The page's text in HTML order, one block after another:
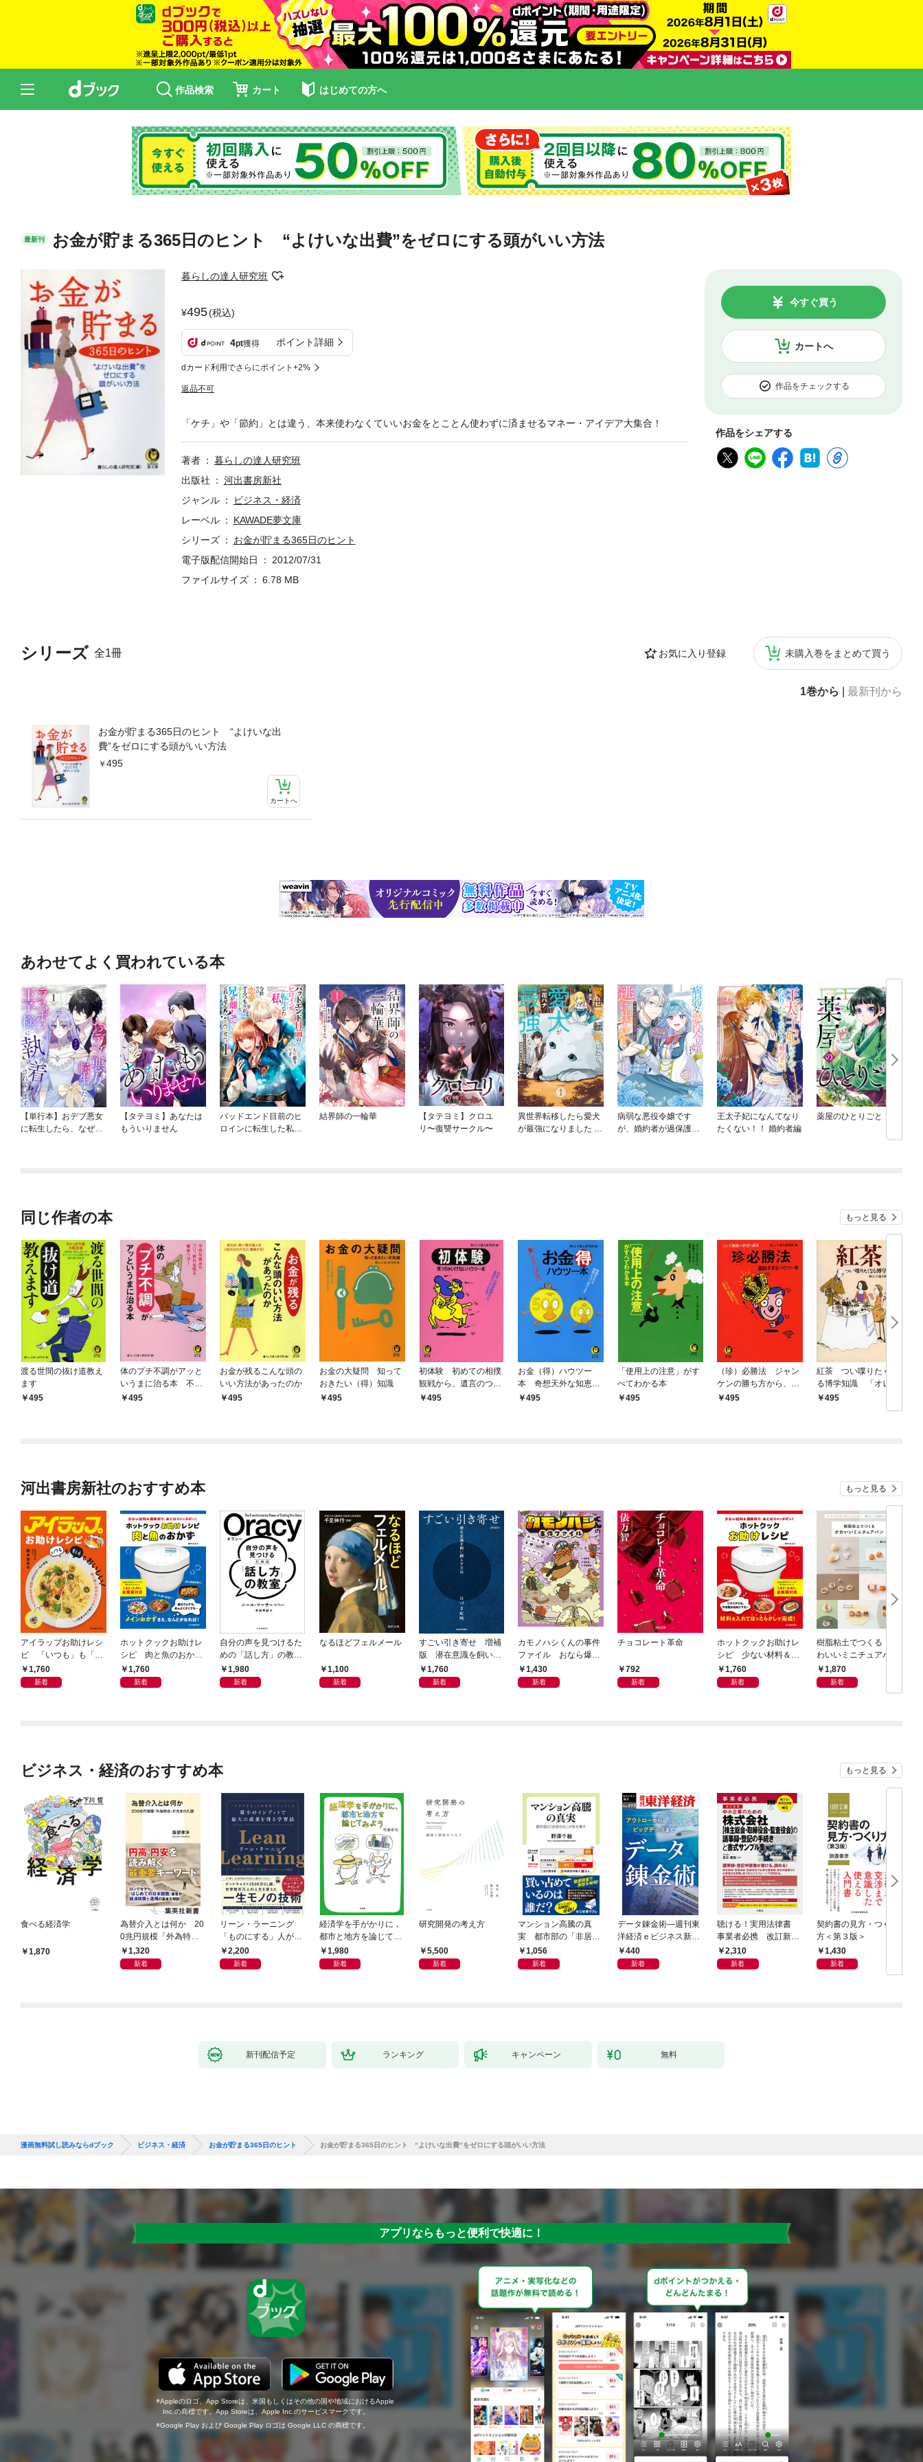
作品検索 カート はじめての方へ
最新刊 お金が貯まる365日のヒント “よけいな出費”をゼロにする頭がいい方法
暮らしの達人研究班
495(税込)
4pt獲得 ポイント詳細
dカード利用でさらにポイント+2%
返品不可
カートへ
今すぐ買う
作品をチェックする
作品をシェアする
シリーズ 全1冊 お気に入り登録 未購入巻をまとめて買う
1巻から 最新刊から
お金が貯まる365日のヒント “よけいな出
費”をゼロにする頭がいい方法
495
カートへ
「ケチ」や「節約」とは違う、本来使わなくていいお金をとことん使わずに済ませるマネー・アイデア大集合！
著者
暮らしの達人研究班
出版社
河出書房新社
ジャンル
ビジネス・経済
レーベル
KAWADE夢文庫
シリーズ
お金が貯まる365日のヒント
電子版配信開始日
2012/07/31
ファイルサイズ
6.78 MB
あわせてよく買われている本
【単行本】おデブ悪女
に転生したら、なぜか
【タテヨミ】あなたは
もういりません
バッドエンド目前のヒ
ロインに転生した私、
結界師の一輪華
【タテヨミ】クロユ
リ〜復讐サークル〜
異世界転移したら愛犬
が最強になりました ～
病弱な悪役令嬢です
が、婚約者が過保護す
王太子妃になんてなり
たくない！！ 婚約者編
薬屋のひとりごと
同じ作者の本 もっと見る
渡る世間の抜け道教え
ます
495
体のプチ不調がアッと
いうまに治る本 不快
な痛みやコリ、疲れを
495
お金が残るこんな頭の
いい方法があったのか
495
お金の大疑問 知って
おきたい（得）知識
495
初体験 初めての相撲
観戦から、遺言のつく
り方まで――
495
お金（得）ハウツー
本 奇想天外な知恵と
コツ、授けます
495
「使用上の注意」がす
べてわかる本
495
（珍）必勝法 ジャン
ケンの勝ち方から、お
見合い成功法まで
495
紅茶 つい喋りたくな
る博学知識 「オレン
ジペコー」の「ペコ
ー」っていったい何？
495
河出書房新社のおすすめ本 もっと見る
アイラップお助けレシ
ピ 「いつも」も「も
しも」もおいしい！
1,760
新着
ホットクックお助けレ
シピ 肉と魚のおか
ず 少ない材料＆調味
料で、あとはスイッチ
1,760
新着
自分の声を見つけるた
めの「話し方」の教
室 Ｏｒａｃｙ（オラ
シー）
1,980
新着
なるほどフェルメール
1,100
新着
すごい引き寄せ 増補
版 潜在意識を飼い馴
らす方法
1,760
新着
カモノハシくんの事件
ファイル おなら爆
弾！ 危機イッパツ編
1,430
新着
チョコレート革命
792
新着
ホットクックお助けレ
シピ 少ない材料＆調
味料で、あとはスイッ
チポン！
1,760
新着
樹脂粘土でつくる か
わいいミニチュアパ
ン ベーキングパウダ
ーでふっくらふくら
む！ 電子レンジで乾
1,870
新着
ビジネス・経済のおすすめ本 もっと見る
食べる経済学
1,870
為替介入とは何か 20
0兆円規模「外為特
会」が生まれた謎
1,320
新着
リーン・ラーニング
「ものにする」人が自
然とやっている 最小の
インプットで最大の成
2,200
新着
経済学を手がかりに，
都市と地方を論じてみ
よう1,980
新着
研究開発の考え方
5,500
新着
マンション高騰の真
実 都市部の「非居住
化」が街を壊す
1,056
新着
データ錬金術―週刊東
洋経済ｅビジネス新書
Ｎo.493
440
新着
聴ける！実用法律書
事業者必携 改訂新
版 中小企業のための
株式会社【株主総会・
2,310
新着
契約書の見方・つくり
方＜第３版＞
1,430
新着
新刊配信予定 ランキング キャンペーン 無料
漫画無料試し読みならdブック ビジネス・経済 お金が貯まる365日のヒント お金が貯まる365日のヒント “よけいな出費”をゼロにする頭がいい方法
アプリならもっと便利で快適に！
Appleのロゴ、App Storeは、米国もしくはその他の国や地域におけるApple
Inc.の商標です。App Storeは、Apple Inc.のサービスマークです。
Google Play および Google Play ロゴは Google LLC の商標です。